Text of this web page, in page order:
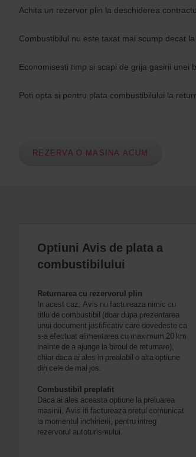
Achita un rezervor plin la deschiderea
Combustibilul nu este taxat mai scump decat
Economisesti timp si scapi de grija gasirii
Poti opta si pentru plata combustibilului la
REZERVA O MASINA ACUM
Optiuni Avis de plata a
combustibilului
Returnarea cu rezervorul plin
In acest caz, Avis nu factureaza nimic cu
titlu de combustibil (doar dupa prezentarea
unui document justificativ care dovedeste ca
s-a efectuat alimentarea cu maximum 20 km
inainte de a ajunge la biroul de returnare),
chiar daca ai ales in prealabil o alta optiune
din cele de mai jos.
Combustibil preplatit
Daca ai ales aceasta optiune la preluarea
masinii, Avis iti factureaza pretul comunicat
la momentul inchirierii, pentru intreg
rezervorul autoturismului.